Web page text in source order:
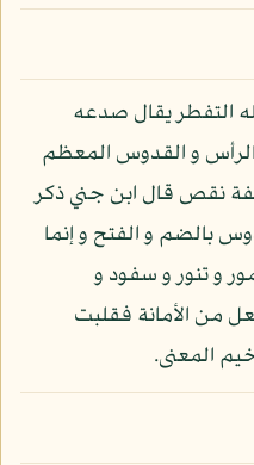
التفطر يقال صدعه
و القدوس المعظم
نقص قال ابن جني ذكر
بالضم و الفتح و إنما
و تنور و سفود و
من الأمانة فقلبت
المعنى.